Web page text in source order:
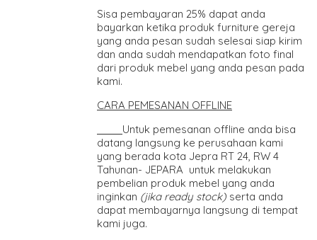
Sisa pembayaran 25% dapat anda
bayarkan ketika produk furniture gereja
yang anda pesan sudah selesai siap kirim
dan anda sudah mendapatkan foto final
dari produk mebel yang anda pesan pada
kami.
CARA PEMESANAN OFFLINE
Untuk pemesanan offline anda bisa
datang langsung ke perusahaan kami
yang berada kota Jepra RT 24, RW 4
Tahunan- JEPARA untuk melakukan
pembelian produk mebel yang anda
inginkan (jika ready stock) serta anda
dapat membayarnya langsung di tempat
kami juga.